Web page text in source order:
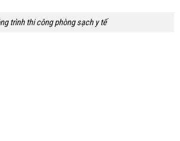
trình thi công phòng sạch y tế